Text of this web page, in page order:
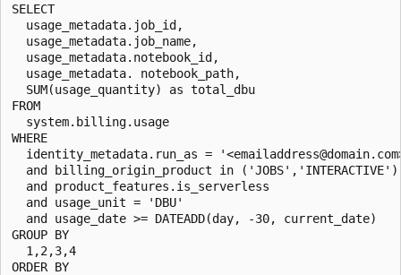
SELECT
  usage_metadata.job_id,
  usage_metadata.job_name,
  usage_metadata.notebook_id,
  usage_metadata. notebook_path,
  SUM(usage_quantity) as total_dbu
FROM
  system.billing.usage
WHERE
identity_metadata.run_as =
  and billing_origin_product in ('JOBS','INTERACTIVE')
  and product_features.is_serverless
  and usage_unit = 'DBU'
  and usage_date >= DATEADD(day, -30, current_date)
GROUP BY
  1,2,3,4
ORDER BY